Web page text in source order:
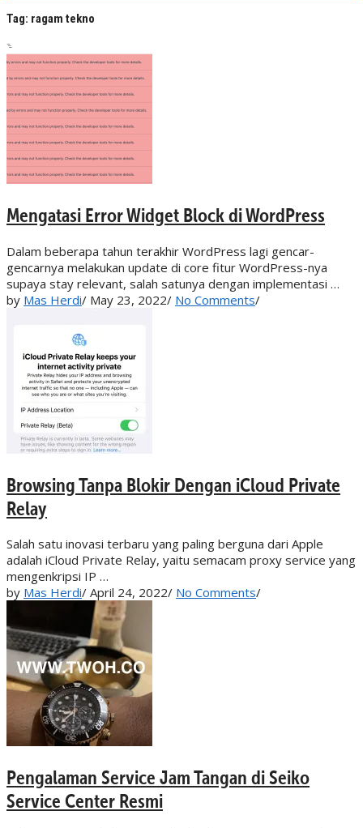
Tag: ragam tekno
Mengatasi Error Widget Block di WordPress
Dalam beberapa tahun terakhir WordPress lagi gencar-
gencarnya melakukan update di core fitur WordPress-nya
supaya stay relevant, salah satunya dengan implementasi …
by Mas Herdi/ May 23, 2022/ No Comments/
Browsing Tanpa Blokir Dengan iCloud Private
Relay
Salah satu inovasi terbaru yang paling berguna dari Apple
adalah iCloud Private Relay, yaitu semacam proxy service yang
mengenkripsi IP …
by Mas Herdi/ April 24, 2022/ No Comments/
Pengalaman Service Jam Tangan di Seiko
Service Center Resmi